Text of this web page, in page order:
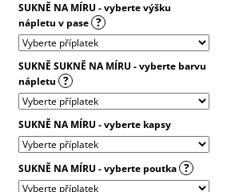
SUKNĚ NA MÍRU - vyberte výšku
nápletu v pase ?
SUKNĚ SUKNĚ NA MÍRU - vyberte barvu
nápletu ?
SUKNĚ NA MÍRU - vyberte kapsy
SUKNĚ NA MÍRU - vyberte poutka ?